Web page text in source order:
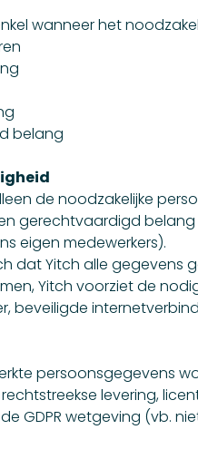
wanneer het
belang
de noodzakelijke
gerechtvaardigd
eigen medewerkers).
dat Yitch alle
Yitch voorziet de
beveiligde
persoonsgegevens
levering,
GDPR wetgeving (vb.